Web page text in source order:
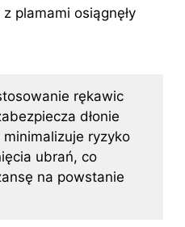
plamami osiągnęły
rękawic
dłonie
ryzyko
ubrań, co
na powstanie